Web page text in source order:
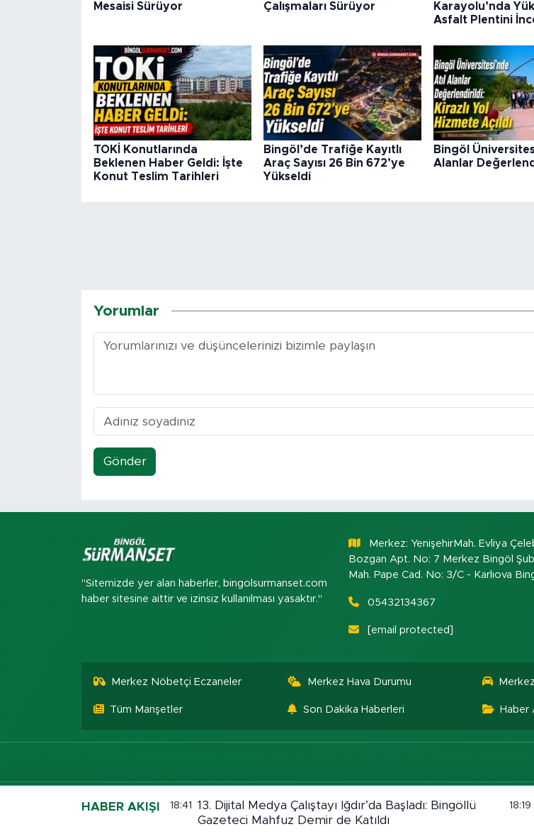
Mesaisi Sürüyor
Çalışmaları Sürüyor
Karayolu’nda
Asfalt Plentini
TOKİ Konutlarında
Beklenen Haber Geldi: İşte
Konut Teslim Tarihleri
Bingöl’de Trafiğe Kayıtlı
Araç Sayısı 26 Bin 672’ye
Yükseldi
Bingöl
Alanlar
Yorumlar
Gönder
"Sitemizde yer alan haberler, bingolsurmanset.com
haber sitesine aittir ve izinsiz kullanılması yasaktır."
Merkez: YenişehirMah. Evliya
Bozgan Apt. No: 7 Merkez Bingöl
Mah. Pape Cad. No: 3/C - Karlıova
05432134367
[email protected]
Merkez Nöbetçi Eczaneler Merkez Hava Durumu
Tüm Manşetler Son Dakika Haberleri Haber
HABER AKIŞI 18:41
13. Dijital Medya Çalıştayı Iğdır’da Başladı: Bingöllü
Gazeteci Mahfuz Demir de Katıldı
18:19